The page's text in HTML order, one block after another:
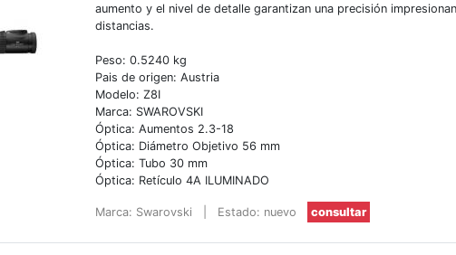
aumento y el nivel de detalle garantizan una precisión
distancias.
Peso: 0.5240 kg
Pais de origen: Austria
Modelo: Z8I
Marca: SWAROVSKI
Óptica: Aumentos 2.3-18
Óptica: Diámetro Objetivo 56 mm
Óptica: Tubo 30 mm
Óptica: Retículo 4A ILUMINADO
Marca: Swarovski Estado: nuevo consultar